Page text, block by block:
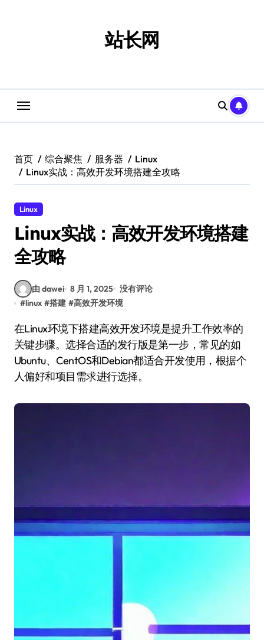
站长网
首页 综合聚焦 服务器
Linux
Linux实战：高效开发环境搭建全攻略
Linux
Linux实战：高效开发环境搭建
全攻略
由 dawei 8 月 1, 2025 没有评论
#linux #搭建 #高效开发环境
在Linux环境下搭建高效开发环境是提升工作效率的
关键步骤。选择合适的发行版是第一步，常见的如
Ubuntu、CentOS和Debian都适合开发使用，根据个
人偏好和项目需求进行选择。